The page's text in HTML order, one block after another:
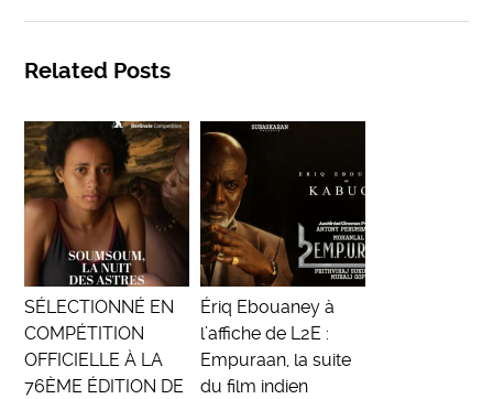
Related Posts
SÉLECTIONNÉ EN
COMPÉTITION
OFFICIELLE À LA
76ÈME ÉDITION DE
Ériq Ebouaney à
l’affiche de L2E :
Empuraan, la suite
du film indien